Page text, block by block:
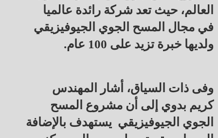
العالم، حيث تعد شركة رائدة عالميا
في مجال المسح الجوي الجيوفيزيقي
ولديها خبرة تزيد على 100 عام.
وفى ذات السياق، أشار المهندس
كريم بدوي إلى أن مشروع المسح
الجوي الجيوفيزيقي يستهدف بالإضافة